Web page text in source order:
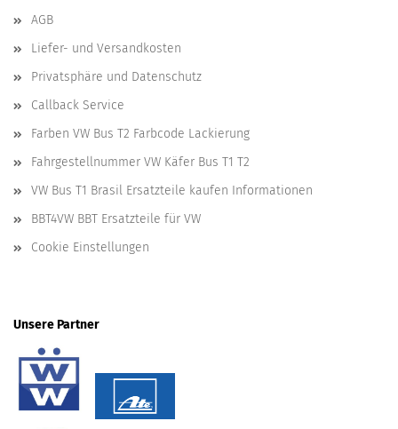
AGB
Liefer- und Versandkosten
Privatsphäre und Datenschutz
Callback Service
Farben VW Bus T2 Farbcode Lackierung
Fahrgestellnummer VW Käfer Bus T1 T2
VW Bus T1 Brasil Ersatzteile kaufen Informationen
BBT4VW BBT Ersatzteile für VW
Cookie Einstellungen
Unsere Partner